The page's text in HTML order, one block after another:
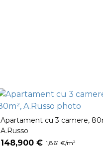
Apartament cu 3 camere,
A.Russo
148,900 € 1,861 €/m²